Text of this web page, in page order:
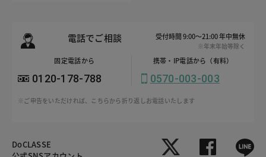
電話でご相談 受付時間 9:00～21:00 年中無休
※年末年始等除く
固定電話から
0120-178-788
携帯・IP電話から（有料）
0570-003-003
※ご申告をいただければ、こちらから折り返しお電話いたします
DoCLASSE